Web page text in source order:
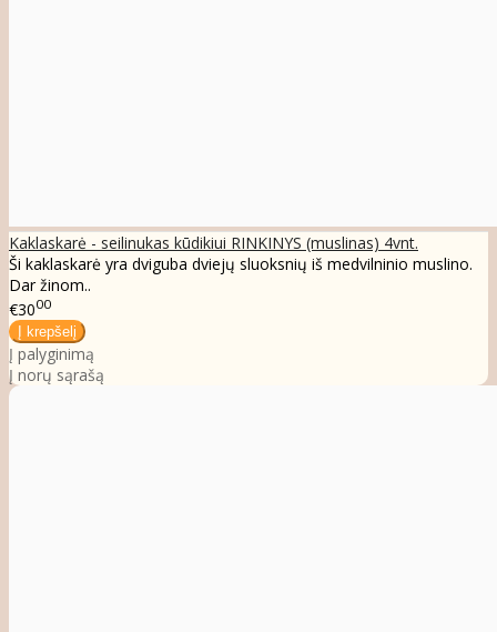
Kaklaskarė - seilinukas kūdikiui RINKINYS (muslinas) 4vnt.
Ši kaklaskarė yra dviguba dviejų sluoksnių iš medvilninio muslino.
Dar žinom..
€3000
Į palyginimą
Į norų sąrašą